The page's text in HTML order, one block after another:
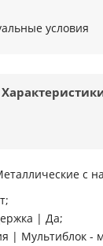
условия
с
| Да;
| Мультиблок -